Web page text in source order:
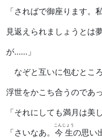
「さればで御座ります。
見返えられましょうとは
が……」
なぞと互いに包むところ
浮世をかこち合うのであっ
「それにしても満月は美
「さいなあ。 今生
こんじょう
の思い